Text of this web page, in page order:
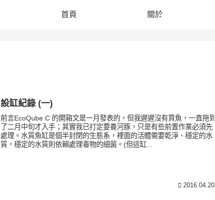
首頁 關於
設缸紀錄 (一)
前言EcoQube C 的開箱文是一月發表的，但我遲遲沒有買魚，一直拖到
了二月中旬才入手；其實我已打定要養河豚，只是有些前置作業必須先
處理。水質魚缸是個半封閉的生態系，裡面的活體需要乾淨、穩定的水
質，穩定的水質則依賴處理毒物的細菌。(但這缸...
2016.04.20